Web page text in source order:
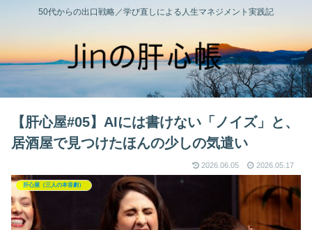
50代からの出口戦略／学び直しによる人生マネジメント実践記
【肝心屋#05】AIには書けない「ノイズ」と、
居酒屋で見つけたほんの少しの気遣い
2026.06.05 2026.05.17
肝心屋（三人の本音劇）